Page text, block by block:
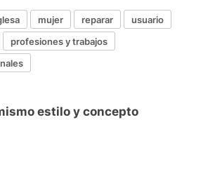
mujer reparar
usuario
profesiones y trabajos
estilo y concepto